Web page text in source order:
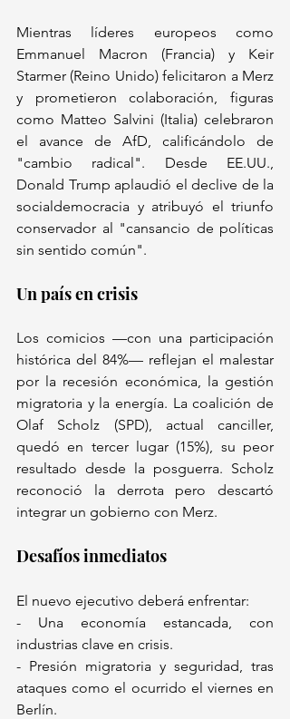
Mientras líderes europeos como
Emmanuel Macron (Francia) y Keir
Starmer (Reino Unido) felicitaron a Merz
y prometieron colaboración, figuras
como Matteo Salvini (Italia) celebraron
el avance de AfD, calificándolo de
"cambio radical". Desde EE.UU.,
Donald Trump aplaudió el declive de la
socialdemocracia y atribuyó el triunfo
conservador al "cansancio de políticas
sin sentido común".
Un país en crisis
Los comicios —con una participación
histórica del 84%— reflejan el malestar
por la recesión económica, la gestión
migratoria y la energía. La coalición de
Olaf Scholz (SPD), actual canciller,
quedó en tercer lugar (15%), su peor
resultado desde la posguerra. Scholz
reconoció la derrota pero descartó
integrar un gobierno con Merz.
Desafíos inmediatos
El nuevo ejecutivo deberá enfrentar:
- Una economía estancada, con
industrias clave en crisis.
- Presión migratoria y seguridad, tras
ataques como el ocurrido el viernes en
Berlín.